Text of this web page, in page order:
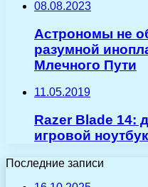
08.08.2023
Астрономы не
разумной
Млечного Пути
11.05.2019
Razer Blade 14:
игровой ноутбук
Последние записи